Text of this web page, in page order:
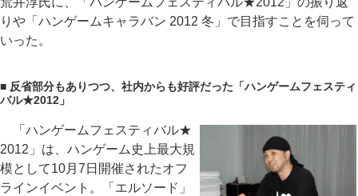
りや「ハンゲームキャラバン 2012 冬」で目指すことを伺って
いった。
■ 反省部分もありつつ、社内からも好評だった「ハンゲームフェスティ
バル★2012」
「ハンゲームフェスティバル★
2012」は、ハンゲーム史上最大規
模として10月7日開催されたオフ
ラインイベント。「エルソード」